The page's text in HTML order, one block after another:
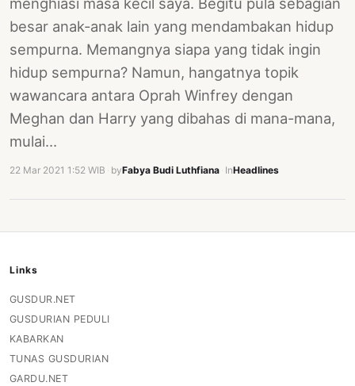
besar anak-anak lain yang mendambakan hidup
sempurna. Memangnya siapa yang tidak ingin
hidup sempurna? Namun, hangatnya topik
wawancara antara Oprah Winfrey dengan
Meghan dan Harry yang dibahas di mana-mana,
mulai…
22 Mar 2021 1:52 WIB byFabya Budi Luthfiana InHeadlines
Links
GUSDUR.NET
GUSDURIAN PEDULI
KABARKAN
TUNAS GUSDURIAN
GARDU.NET